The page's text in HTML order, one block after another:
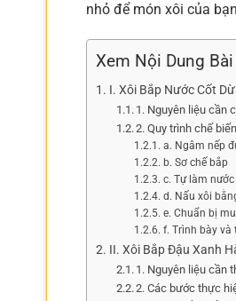
nhỏ để món xôi của
Xem Nội Dung
I. Xôi Bắp Nước Cốt
1. Nguyên liệu cần
2. Quy trình chế
a. Ngâm nếp
b. Sơ chế bắp
c. Tự làm
d. Nấu xôi
e. Chuẩn bị
f. Trình bày và
II. Xôi Bắp Đậu Xanh
1. Nguyên liệu cần
2. Các bước thực